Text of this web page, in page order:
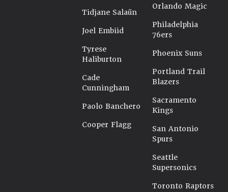
Tidjane Salaün
Joel Embiid
Tyrese
Haliburton
Cade
Cunningham
Paolo Banchero
Cooper Flagg
Orlando Magic
Philadelphia
76ers
Phoenix Suns
Portland Trail
Blazers
Sacramento
Kings
San Antonio
Spurs
Seattle
Supersonics
Toronto Raptors